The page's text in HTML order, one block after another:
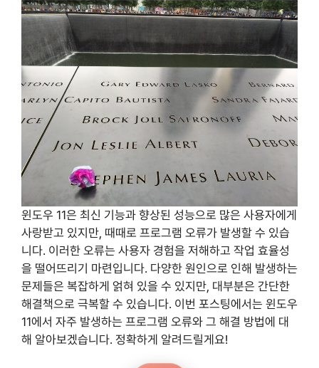
윈도우 11은 최신 기능과 향상된 성능으로 많은 사용자에게
사랑받고 있지만, 때때로 프로그램 오류가 발생할 수 있습
니다. 이러한 오류는 사용자 경험을 저해하고 작업 효율성
을 떨어뜨리기 마련입니다. 다양한 원인으로 인해 발생하는
문제들은 복잡하게 얽혀 있을 수 있지만, 대부분은 간단한
해결책으로 극복할 수 있습니다. 이번 포스팅에서는 윈도우
11에서 자주 발생하는 프로그램 오류와 그 해결 방법에 대
해 알아보겠습니다. 정확하게 알려드릴게요!